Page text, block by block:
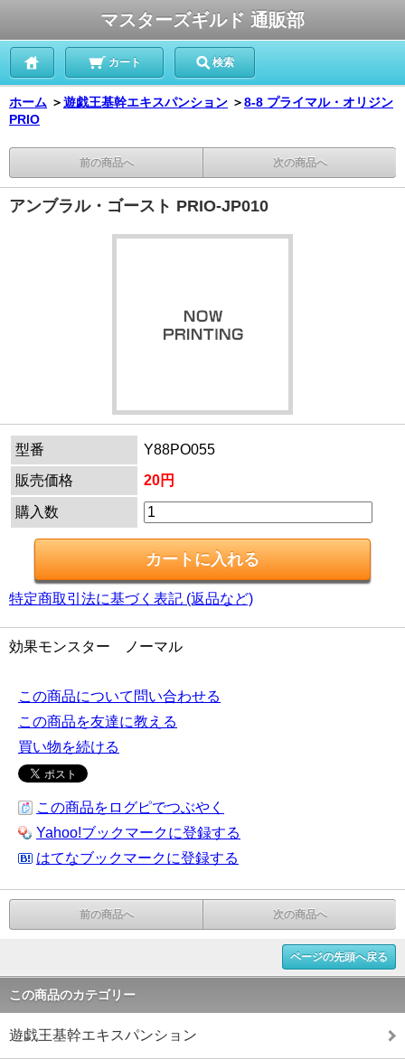
マスターズギルド 通販部
カート 検索
ホーム ＞遊戯王基幹エキスパンション ＞8-8 プライマル・オリジン
PRIO
前の商品へ 次の商品へ
アンブラル・ゴースト PRIO-JP010
型番
Y88PO055
販売価格
20円
購入数
特定商取引法に基づく表記 (返品など)
効果モンスター ノーマル
この商品について問い合わせる
この商品を友達に教える
買い物を続ける
この商品をログピでつぶやく
Yahoo!ブックマークに登録する
はてなブックマークに登録する
前の商品へ 次の商品へ
ページの先頭へ戻る
この商品のカテゴリー
遊戯王基幹エキスパンション